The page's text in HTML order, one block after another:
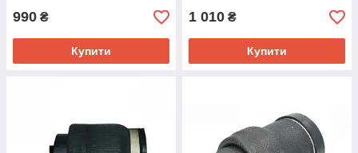
990 ₴
Купити
1 010 ₴
Купити